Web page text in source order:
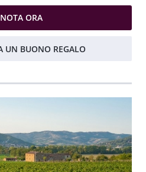
ORA
UN BUONO REGALO